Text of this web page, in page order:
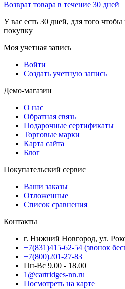
Возврат товара в течение 30 дней
У вас есть 30 дней, для того
покупку
Моя учетная запись
Войти
Создать учетную запись
Демо-магазин
О нас
Обратная связь
Подарочные сертификаты
Торговые марки
Карта сайта
Блог
Покупательский сервис
Ваши заказы
Отложенные
Список сравнения
Контакты
г. Нижний Новгород, ул.
+7(831)415-62-54 (звонок
+7(800)201-27-83
Пн-Вс 9.00 - 18.00
1@cartridges-nn.ru
Посмотреть на карте